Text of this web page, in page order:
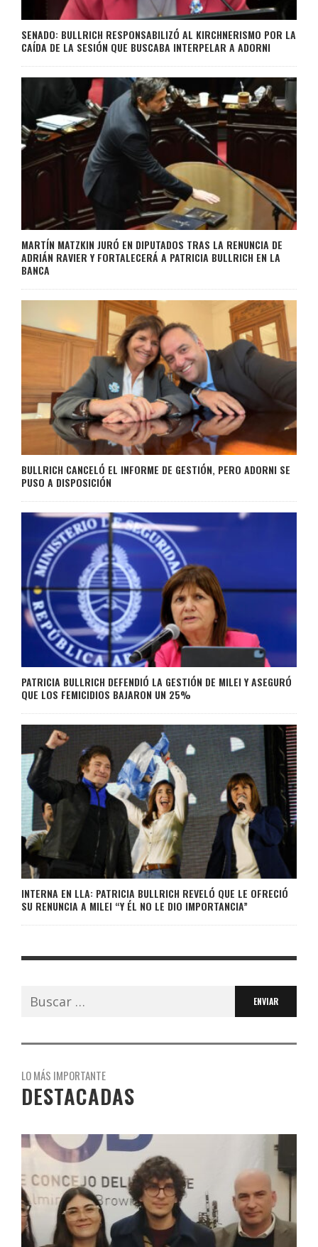
SENADO: BULLRICH RESPONSABILIZÓ AL KIRCHNERISMO POR LA
CAÍDA DE LA SESIÓN QUE BUSCABA INTERPELAR A ADORNI
MARTÍN MATZKIN JURÓ EN DIPUTADOS TRAS LA RENUNCIA DE
ADRIÁN RAVIER Y FORTALECERÁ A PATRICIA BULLRICH EN LA
BANCA
BULLRICH CANCELÓ EL INFORME DE GESTIÓN, PERO ADORNI SE
PUSO A DISPOSICIÓN
PATRICIA BULLRICH DEFENDIÓ LA GESTIÓN DE MILEI Y ASEGURÓ
QUE LOS FEMICIDIOS BAJARON UN 25%
INTERNA EN LLA: PATRICIA BULLRICH REVELÓ QUE LE OFRECIÓ
SU RENUNCIA A MILEI “Y ÉL NO LE DIO IMPORTANCIA”
Buscar:
LO MÁS IMPORTANTE
DESTACADAS